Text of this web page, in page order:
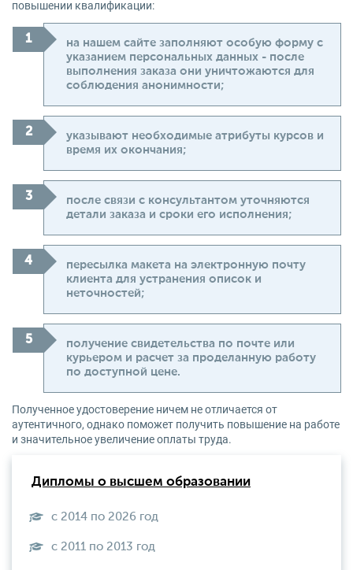
повышении квалификации:
на нашем сайте заполняют особую форму с
указанием персональных данных - после
выполнения заказа они уничтожаются для
соблюдения анонимности;
указывают необходимые атрибуты курсов и
время их окончания;
после связи с консультантом уточняются
детали заказа и сроки его исполнения;
пересылка макета на электронную почту
клиента для устранения описок и
неточностей;
получение свидетельства по почте или
курьером и расчет за проделанную работу
по доступной цене.
Полученное удостоверение ничем не отличается от
аутентичного, однако поможет получить повышение на работе
и значительное увеличение оплаты труда.
Дипломы о высшем образовании
с 2014 по 2026 год
с 2011 по 2013 год